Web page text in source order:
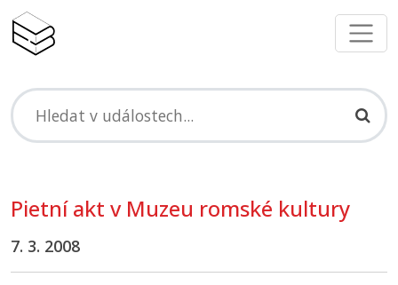
Pietní akt v Muzeu romské kultury
7. 3. 2008